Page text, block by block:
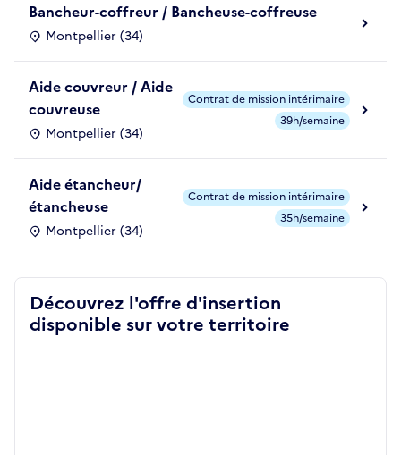
Bancheur-coffreur / Bancheuse-coffreuse
Montpellier (34)
Aide couvreur / Aide
couvreuse
Montpellier (34)
Contrat de mission intérimaire
39h/semaine
Aide étancheur/
étancheuse
Montpellier (34)
Contrat de mission intérimaire
35h/semaine
Découvrez l'offre d'insertion
disponible sur votre territoire